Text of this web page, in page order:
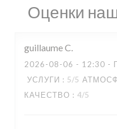
Оценки
guillaumeC
2026-08-06 - 12:30 -
УСЛУГИ : 5/5
КАЧЕСТВО : 4/5